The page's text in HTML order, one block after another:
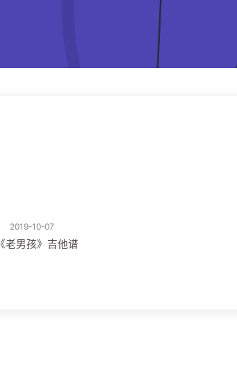
2019-10-07
《老男孩》吉他谱